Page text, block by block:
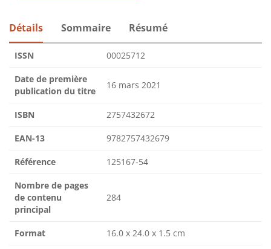
Détails Sommaire Résumé
ISSN 00025712
Date de première
publication du titre
16 mars 2021
ISBN 2757432672
EAN-13 9782757432679
Référence 125167-54
Nombre de pages
de contenu
principal
284
Format 16.0 x 24.0 x 1.5 cm